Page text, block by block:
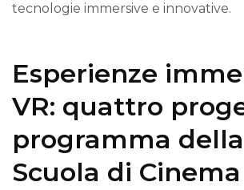
tecnologie immersive e innovative.
Esperienze
VR: quattro
programma
Scuola di Cinema